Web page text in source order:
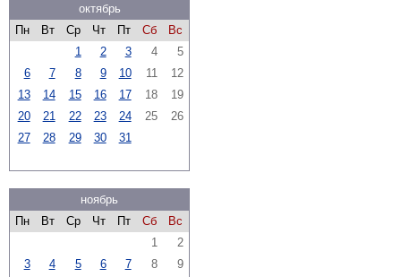
октябрь
Пн
Вт Ср Чт Пт Сб
Вс
1
2 3 4
5
6
7 8 9 10 11
12
13
14 15 16 17 18
19
20
21 22 23 24 25
26
27
28 29 30 31
ноябрь
Пн
Вт Ср Чт Пт Сб
Вс
1
2
3
4 5 6 7 8
9